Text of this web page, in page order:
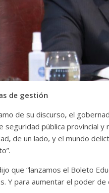
de gestión
de su discurso, el
seguridad pública provincial y
de un lado, y el mundo
que “lanzamos el Boleto
Y para aumentar el poder de